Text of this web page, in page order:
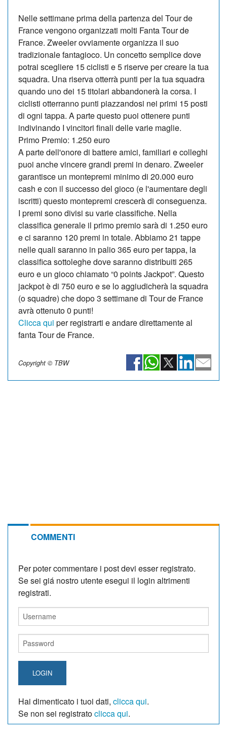
Nelle settimane prima della partenza del Tour de
France vengono organizzati molti Fanta Tour de
France. Zweeler ovviamente organizza il suo
tradizionale fantagioco. Un concetto semplice dove
potrai scegliere 15 ciclisti e 5 riserve per creare la tua
squadra. Una riserva otterrà punti per la tua squadra
quando uno dei 15 titolari abbandonerà la corsa. I
ciclisti otterranno punti piazzandosi nei primi 15 posti
di ogni tappa. A parte questo puoi ottenere punti
indivinando I vincitori finali delle varie maglie.
Primo Premio: 1.250 euro
A parte dell'onore di battere amici, familiari e colleghi
puoi anche vincere grandi premi in denaro. Zweeler
garantisce un montepremi minimo di 20.000 euro
cash e con il successo del gioco (e l'aumentare degli
iscritti) questo montepremi crescerà di conseguenza.
I premi sono divisi su varie classifiche. Nella
classifica generale il primo premio sarà di 1.250 euro
e ci saranno 120 premi in totale. Abbiamo 21 tappe
nelle quali saranno in palio 365 euro per tappa, la
classifica sottoleghe dove saranno distribuiti 265
euro e un gioco chiamato “0 points Jackpot”. Questo
jackpot è di 750 euro e se lo aggiudicherà la squadra
(o squadre) che dopo 3 settimane di Tour de France
avrà ottenuto 0 punti!
Clicca qui per registrarti e andare direttamente al
fanta Tour de France.
Copyright © TBW
COMMENTI
Per poter commentare i post devi esser registrato.
Se sei giá nostro utente esegui il login altrimenti
registrati.
LOGIN
Hai dimenticato i tuoi dati, clicca qui.
Se non sei registratoclicca qui.